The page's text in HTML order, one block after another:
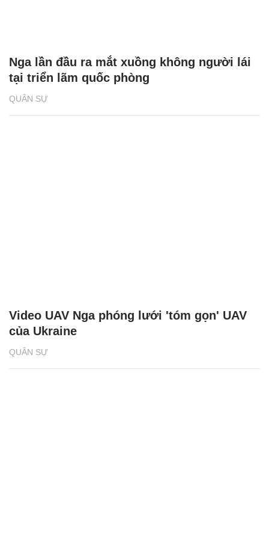
QUÂN SỰ
Nga lần đầu ra mắt xuồng không người lái
tại triển lãm quốc phòng
QUÂN SỰ
Video UAV Nga phóng lưới 'tóm gọn' UAV
của Ukraine